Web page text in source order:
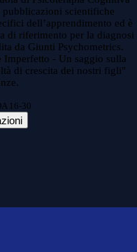
pubblicazioni scientifiche
dell’apprendimento ed è
di riferimento per la diagnosi
da Giunti Psychometrics.
Imperfetto - Un saggio sulla
di crescita dei nostri figli"
16-30